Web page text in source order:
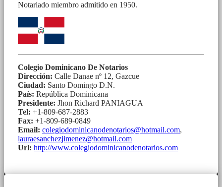
Notariado miembro admitido en 1950.
Colegio Dominicano De Notarios
Dirección: Calle Danae nº 12, Gazcue
Ciudad: Santo Domingo D.N.
País: República Dominicana
Presidente: Jhon Richard PANIAGUA
Tel: +1-809-687-2883
Fax: +1-809-689-0849
Email: colegiodominicanodenotarios@hotmail.com,
lauraesanchezjimenez@hotmail.com
Url: http://www.colegiodominicanodenotarios.com